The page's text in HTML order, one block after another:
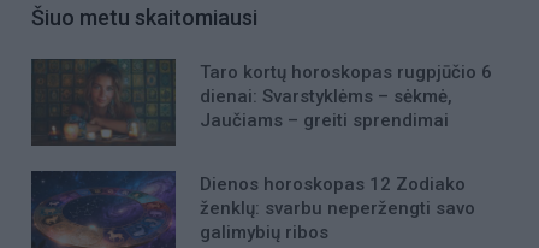
Šiuo metu skaitomiausi
Taro kortų horoskopas rugpjūčio 6
dienai: Svarstyklėms – sėkmė,
Jaučiams – greiti sprendimai
Dienos horoskopas 12 Zodiako
ženklų: svarbu neperžengti savo
galimybių ribos